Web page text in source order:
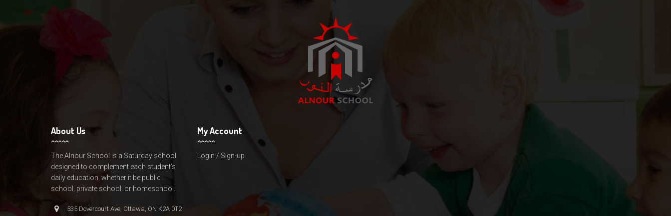
About Us
The Alnour School is a Saturday school
designed to complement each student’s
daily education, whether it be public
school, private school, or homeschool.
535 Dovercourt Ave, Ottawa, ON K2A 0T2
My Account
Login / Sign-up